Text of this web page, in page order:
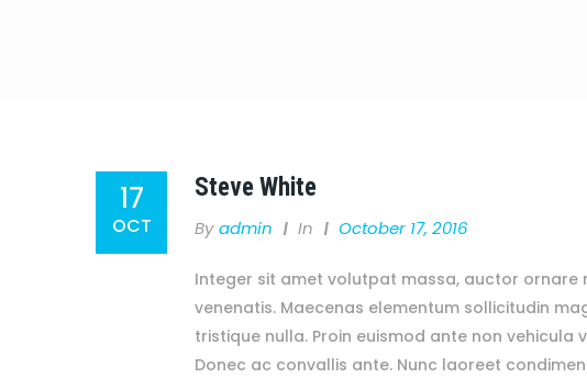
17
OCT
Steve White
By Admin In October 17, 2016
Integer sit amet volutpat massa, auctor ornare
venenatis. Maecenas elementum sollicitudin
tristique nulla. Proin euismod ante non vehicula
Donec ac convallis ante. Nunc laoreet